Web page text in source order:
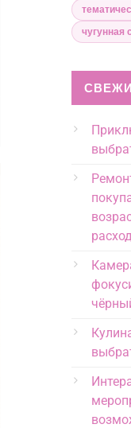
чугунная